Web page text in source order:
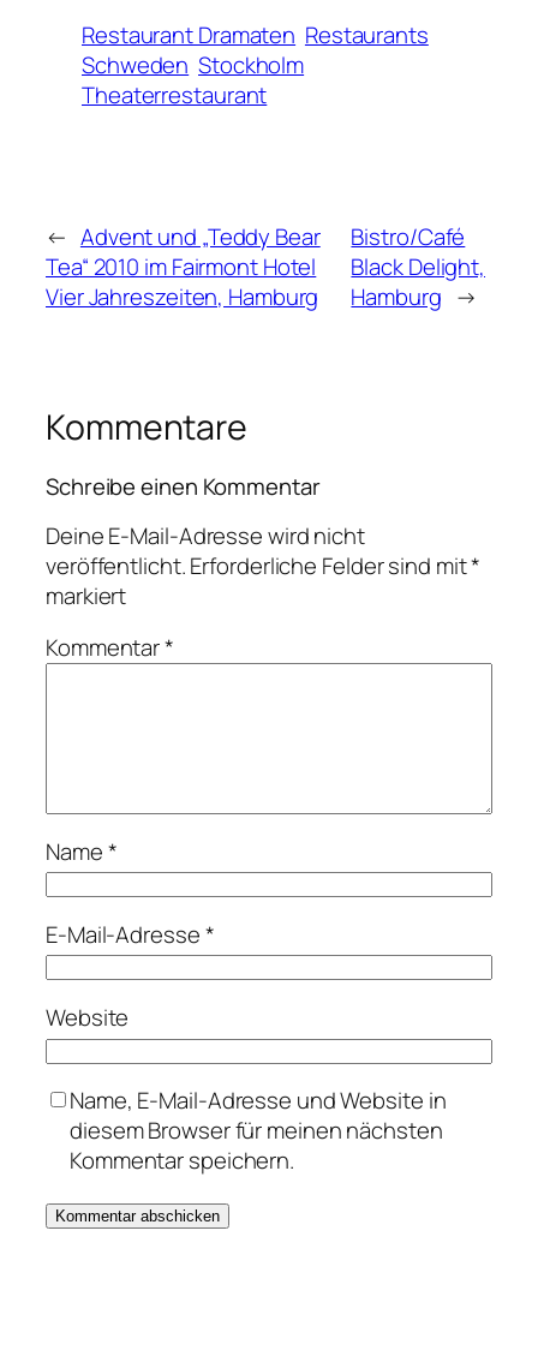
Restaurant Dramaten Restaurants
Schweden Stockholm
Theaterrestaurant
← Advent und „Teddy Bear
Tea“ 2010 im Fairmont Hotel
Vier Jahreszeiten, Hamburg
Bistro/Café
Black Delight,
Hamburg →
Kommentare
Schreibe einen Kommentar
Deine E-Mail-Adresse wird nicht
veröffentlicht.Erforderliche Felder sind mit*
markiert
Kommentar*
Name*
E-Mail-Adresse*
Website
Name, E-Mail-Adresse und Website in
diesem Browser für meinen nächsten
Kommentar speichern.